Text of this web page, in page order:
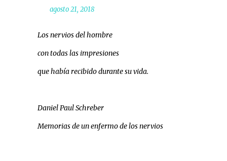
agosto 21, 2018
Los nervios del hombre
con todas las impresiones
que había recibido durante su vida.
Daniel Paul Schreber
Memorias de un enfermo de los nervios